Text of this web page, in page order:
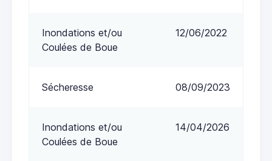
Inondations et/ou
Coulées de Boue
12/06/2022
Sécheresse 08/09/2023
Inondations et/ou
Coulées de Boue
14/04/2026